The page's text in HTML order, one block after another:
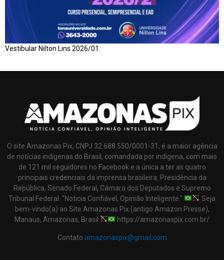
Vestibular Nilton Lins 2026/01
O site Amazonas Pix, CNPJ 32.688.550/0001-31, é a maior agência
de notícias indígenas do Brasil, comandada por indígena, com mais
de 121 mil seguidores no Facebook e a única a ter as quatro
principais credenciais da imprensa brasileira: Presidência da
República, Senado Federal, Câmara dos Deputados e Supremo
Tribunal Federal. "Noticia Confiável, Opinião Inteligente."
Seja
bem-vindo(a) ao Site Amazonas Pix (antigo Amazon Presse),
Manaus, Amazonas, Brasil
https://amazonaspix.com.br/
Contato amazonaspix@gmail.com